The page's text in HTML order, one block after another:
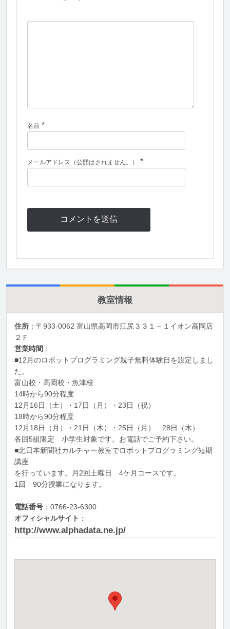
名前 *
メールアドレス（公開はされません。） *
教室情報
住所 ：〒933-0062 富山県高岡市江尻３３１－１イオン高岡店
２Ｆ
営業時間 ：
■12月のロボットプログラミング親子無料体験日を設定しまし
た。
富山校・高岡校・魚津校
14時から90分程度
12月16日（土）・17日（月）・23日（祝）
18時から90分程度
12月18日（月）・21日（木）・25日（月） 28日（木）
各回5組限定 小学生対象です。お電話でご予約下さい。
■北日本新聞社カルチャー教室でロボットプログラミング短期
講座
を行っています。月2回土曜日 4ケ月コースです。
1回 90分授業になります。
電話番号 ：0766-23-6300
オフィシャルサイト ：
http://www.alphadata.ne.jp/